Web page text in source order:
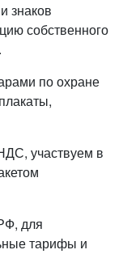
знаков
собственного
по охране
участвуем в
для
тарифы и